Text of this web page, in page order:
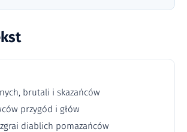
brutali i skazańców
przygód i głów
diablich pomazańców